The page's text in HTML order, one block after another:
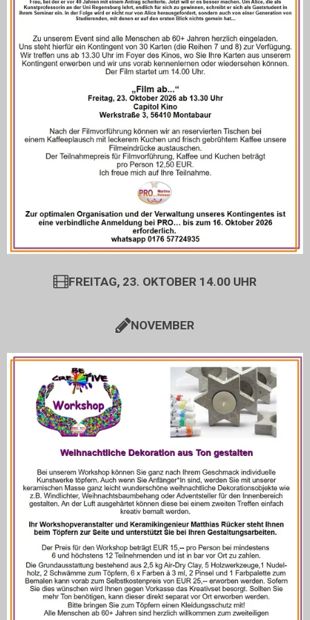
FREITAG, 23. OKTOBER 14.00 UHR
NOVEMBER